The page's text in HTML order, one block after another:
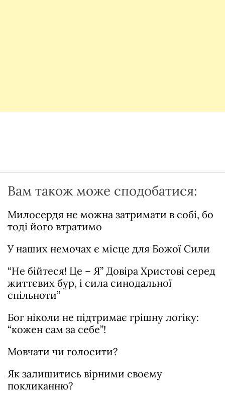
Вам також може сподобатися:
Милосердя не можна затримати в собі, бо
тоді його втратимо
У наших немочах є місце для Божої Сили
“Не бійтеся! Це – Я” Довіра Христові серед
життєвих бур, і сила синодальної
спільноти”
Бог ніколи не підтримає грішну логіку:
“кожен сам за себе”!
Мовчати чи голосити?
Як залишитись вірними своєму
покликанню?